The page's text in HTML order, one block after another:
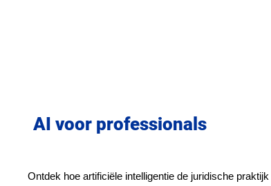
AI voor professionals
Ontdek hoe artificiële intelligentie de juridische